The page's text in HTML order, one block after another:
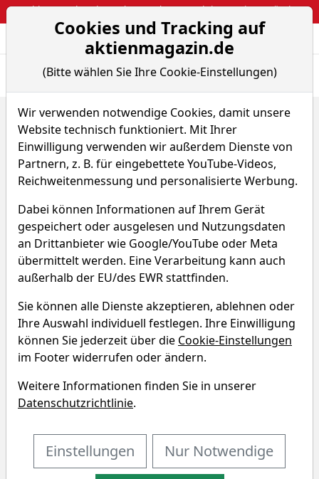
Webinar: So kassierst du trotzdem attraktive Optionsprämien
Aktien- und
Home Aktien
Singapore Telecommunications Ltd.
Renditedreieck
Singapore
Telecommunications Aktie
Watchlist WKN A0KFC2
Singapore Telecommunications
Renditedreieck
Entdecken Sie auf einen Blick die Performance der
Singapore Telecommunications Aktie über
Cookies und Tracking auf
aktienmagazin.de
(Bitte wählen Sie Ihre Cookie-Einstellungen)
Wir verwenden notwendige Cookies, damit unsere
Website technisch funktioniert. Mit Ihrer
Einwilligung verwenden wir außerdem Dienste von
Partnern, z. B. für eingebettete YouTube-Videos,
Reichweitenmessung und personalisierte Werbung.
Dabei können Informationen auf Ihrem Gerät
gespeichert oder ausgelesen und Nutzungsdaten
an Drittanbieter wie Google/YouTube oder Meta
übermittelt werden. Eine Verarbeitung kann auch
außerhalb der EU/des EWR stattfinden.
Sie können alle Dienste akzeptieren, ablehnen oder
Ihre Auswahl individuell festlegen. Ihre Einwilligung
können Sie jederzeit über die Cookie-Einstellungen
im Footer widerrufen oder ändern.
Weitere Informationen finden Sie in unserer
Datenschutzrichtlinie.
Einstellungen Nur Notwendige